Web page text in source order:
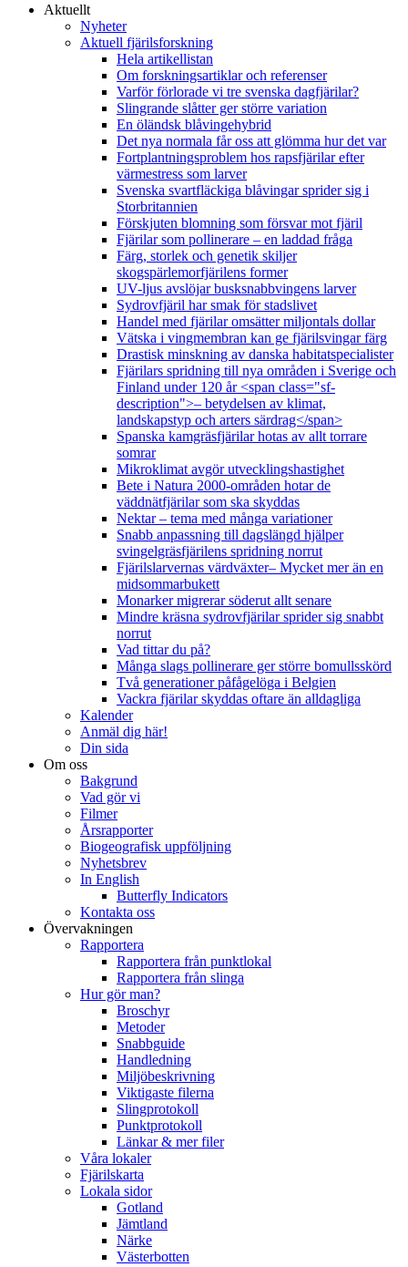
Aktuellt
Nyheter
Aktuell fjärilsforskning
Hela artikellistan
Om forskningsartiklar och referenser
Varför förlorade vi tre svenska dagfjärilar?
Slingrande slåtter ger större variation
En öländsk blåvingehybrid
Det nya normala får oss att glömma hur det var
Fortplantningsproblem hos rapsfjärilar efter
värmestress som larver
Svenska svartfläckiga blåvingar sprider sig i
Storbritannien
Förskjuten blomning som försvar mot fjäril
Fjärilar som pollinerare – en laddad fråga
Färg, storlek och genetik skiljer
skogspärlemorfjärilens former
UV-ljus avslöjar busksnabbvingens larver
Sydrovfjäril har smak för stadslivet
Handel med fjärilar omsätter miljontals dollar
Vätska i vingmembran kan ge fjärilsvingar färg
Drastisk minskning av danska habitatspecialister
Fjärilars spridning till nya områden i Sverige och
Finland under 120 år <span class="sf-
description">– betydelsen av klimat,
landskapstyp och arters särdrag</span>
Spanska kamgräsfjärilar hotas av allt torrare
somrar
Mikroklimat avgör utvecklingshastighet
Bete i Natura 2000-områden hotar de
väddnätfjärilar som ska skyddas
Nektar – tema med många variationer
Snabb anpassning till dagslängd hjälper
svingelgräsfjärilens spridning norrut
Fjärilslarvernas värdväxter– Mycket mer än en
midsommarbukett
Monarker migrerar söderut allt senare
Mindre kräsna sydrovfjärilar sprider sig snabbt
norrut
Vad tittar du på?
Många slags pollinerare ger större bomullsskörd
Två generationer påfågelöga i Belgien
Vackra fjärilar skyddas oftare än alldagliga
Kalender
Anmäl dig här!
Din sida
Om oss
Bakgrund
Vad gör vi
Filmer
Årsrapporter
Biogeografisk uppföljning
Nyhetsbrev
In English
Butterfly Indicators
Kontakta oss
Övervakningen
Rapportera
Rapportera från punktlokal
Rapportera från slinga
Hur gör man?
Broschyr
Metoder
Snabbguide
Handledning
Miljöbeskrivning
Viktigaste filerna
Slingprotokoll
Punktprotokoll
Länkar & mer filer
Våra lokaler
Fjärilskarta
Lokala sidor
Gotland
Jämtland
Närke
Västerbotten